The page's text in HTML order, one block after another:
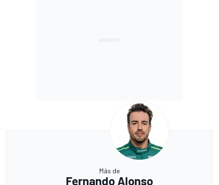
Más de
Fernando Alonso